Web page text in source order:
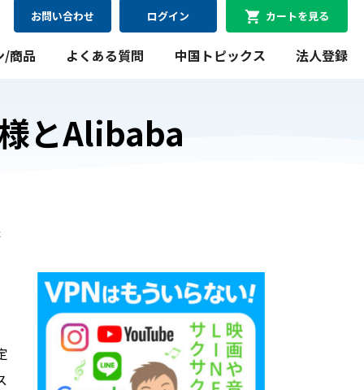
お問い合わせ ログイン カートを見る
WiFiレンタルプラン料金のシミュレーションができま
シミュレーションする
/商品 よくある質問 中国トピックス 法人登録
とAlibaba